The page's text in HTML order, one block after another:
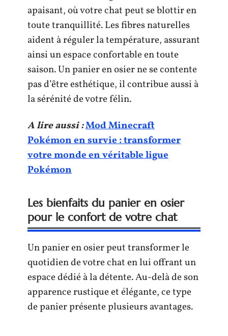
apaisant, où votre chat peut se blottir en
toute tranquillité. Les fibres naturelles
aident à réguler la température, assurant
ainsi un espace confortable en toute
saison. Un panier en osier ne se contente
pas d’être esthétique, il contribue aussi à
la sérénité de votre félin.
A lire aussi :Mod Minecraft
Pokémon en survie : transformer
votre monde en véritable ligue
Pokémon
Les bienfaits du panier en osier
pour le confort de votre chat
Un panier en osier peut transformer le
quotidien de votre chat en lui offrant un
espace dédié à la détente. Au-delà de son
apparence rustique et élégante, ce type
de panier présente plusieurs avantages.